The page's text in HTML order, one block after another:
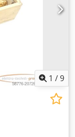
1 /9